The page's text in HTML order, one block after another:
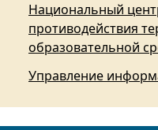
Национальный
противодействия
образовательной
Управление